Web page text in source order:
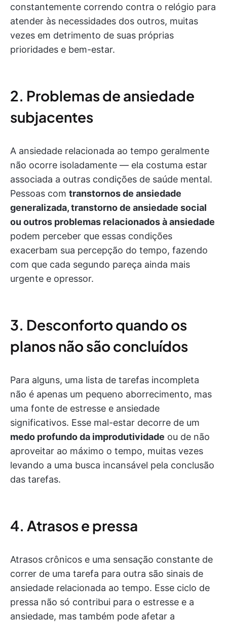
constantemente correndo contra o relógio para
atender às necessidades dos outros, muitas
vezes em detrimento de suas próprias
prioridades e bem-estar.
2. Problemas de ansiedade
subjacentes
A ansiedade relacionada ao tempo geralmente
não ocorre isoladamente — ela costuma estar
associada a outras condições de saúde mental.
Pessoas com transtornos de ansiedade
generalizada, transtorno de ansiedade social
ou outros problemas relacionados à ansiedade
podem perceber que essas condições
exacerbam sua percepção do tempo, fazendo
com que cada segundo pareça ainda mais
urgente e opressor.
3. Desconforto quando os
planos não são concluídos
Para alguns, uma lista de tarefas incompleta
não é apenas um pequeno aborrecimento, mas
uma fonte de estresse e ansiedade
significativos. Esse mal-estar decorre de um
medo profundo da improdutividade ou de não
aproveitar ao máximo o tempo, muitas vezes
levando a uma busca incansável pela conclusão
das tarefas.
4. Atrasos e pressa
Atrasos crônicos e uma sensação constante de
correr de uma tarefa para outra são sinais de
ansiedade relacionada ao tempo. Esse ciclo de
pressa não só contribui para o estresse e a
ansiedade, mas também pode afetar a